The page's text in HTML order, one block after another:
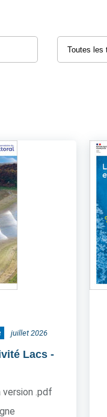
juillet 2026
Lacs -
version .pdf